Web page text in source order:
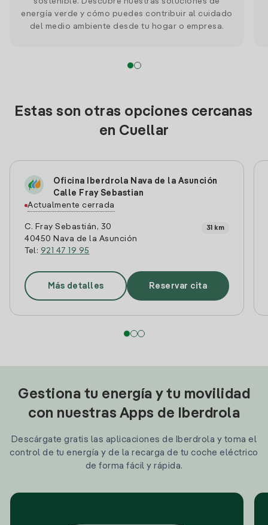
energía verde y cómo puedes contribuir al cuidado
del medio ambiente desde tu hogar o empresa.
Estas son otras opciones cercanas
en Cuellar
Oficina Iberdrola Nava de la Asunción
Calle Fray Sebastian
Actualmente cerrada
C. Fray Sebastián, 30
40450 Nava de la Asunción
Tel: 921 47 19 95
31 km
Más detalles Reservar cita
Gestiona tu energía y tu movilidad
con nuestras Apps de Iberdrola
Descárgate gratis las aplicaciones de Iberdrola y toma el
control de tu energía y de la recarga de tu coche eléctrico
de forma fácil y rápida.